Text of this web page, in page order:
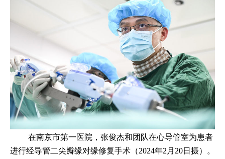
在南京市第一医院，张俊杰和团队在心导管室为患者
进行经导管二尖瓣缘对缘修复手术（2024年2月20日摄）。